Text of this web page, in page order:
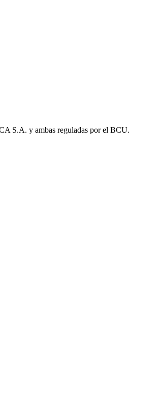
S.A. y ambas reguladas por el BCU.